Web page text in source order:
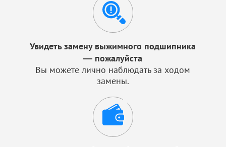
Увидеть замену выжимного подшипника
— пожалуйста
Вы можете лично наблюдать за ходом
замены.